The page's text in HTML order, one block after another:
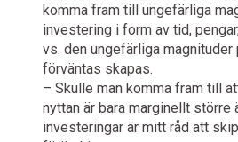
komma fram till ungefärliga
investering i form av tid,
vs. den ungefärliga magnituder
förväntas skapas.
– Skulle man komma fram till
nyttan är bara marginellt större
investeringar är mitt råd att